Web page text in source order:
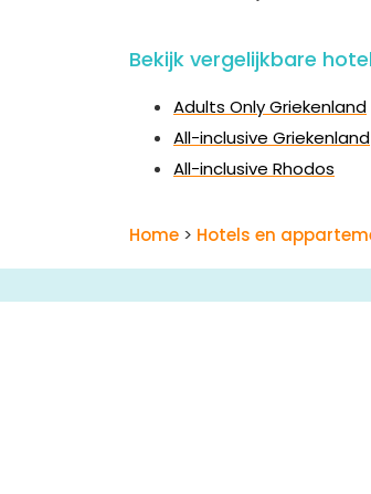
Bekijk vergelijkbare
Adults Only Griekenland
All-inclusive Griekenland
All-inclusive Rhodos
Home > Hotels en